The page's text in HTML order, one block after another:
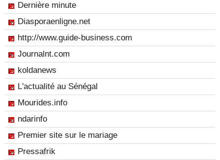
Dernière minute
Diasporaenligne.net
http://www.guide-business.com
Journalnt.com
koldanews
L'actualité au Sénégal
Mourides.info
ndarinfo
Premier site sur le mariage
Pressafrik